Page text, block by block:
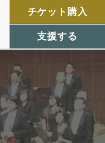
チケット購入
支援する